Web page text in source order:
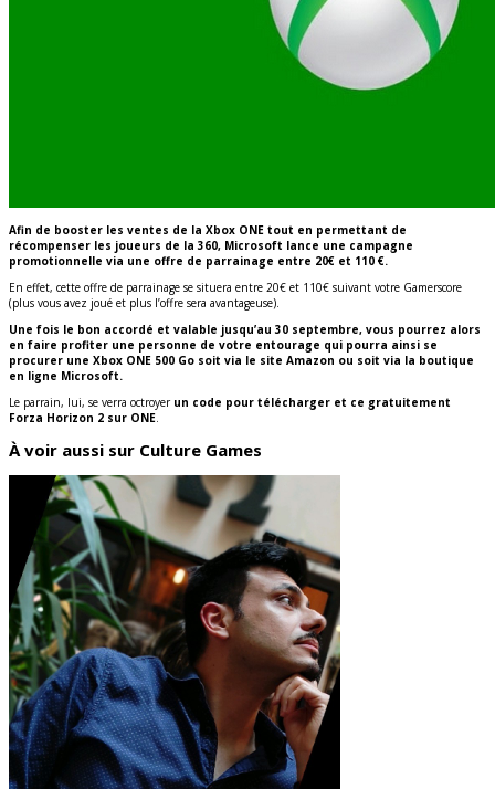
Afin de booster les ventes de la Xbox ONE tout en permettant de
récompenser les joueurs de la 360, Microsoft lance une campagne
promotionnelle via une offre de parrainage entre 20€ et 110 €.
En effet, cette offre de parrainage se situera entre 20€ et 110€ suivant votre Gamerscore
(plus vous avez joué et plus l’offre sera avantageuse).
Une fois le bon accordé et valable jusqu’au 30 septembre, vous pourrez alors
en faire profiter une personne de votre entourage qui pourra ainsi se
procurer une Xbox ONE 500 Go soit via le site Amazon ou soit via la boutique
en ligne Microsoft.
Le parrain, lui, se verra octroyer un code pour télécharger et ce gratuitement
Forza Horizon 2 sur ONE.
À voir aussi sur Culture Games